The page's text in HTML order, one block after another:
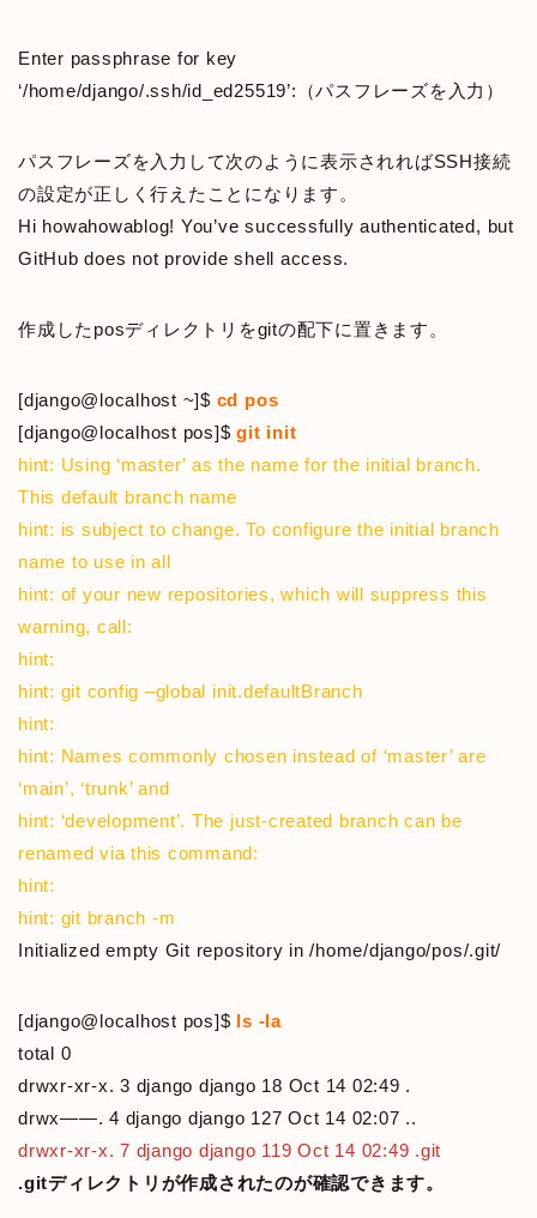
Enter passphrase for key
‘/home/django/.ssh/id_ed25519’:（パスフレーズを入力）
パスフレーズを入力して次のように表示されればSSH接続
の設定が正しく行えたことになります。
Hi howahowablog! You’ve successfully authenticated, but
GitHub does not provide shell access.
作成したposディレクトリをgitの配下に置きます。
[django@localhost ~]$ cd pos
[django@localhost pos]$git init
hint: Using ‘master’ as the name for the initial branch.
This default branch name
hint: is subject to change. To configure the initial branch
name to use in all
hint: of your new repositories, which will suppress this
warning, call:
hint:
hint: git config –global init.defaultBranch
hint:
hint: Names commonly chosen instead of ‘master’ are
‘main’, ‘trunk’ and
hint: ‘development’. The just-created branch can be
renamed via this command:
hint:
hint: git branch -m
Initialized empty Git repository in /home/django/pos/.git/
[django@localhost pos]$ ls -la
total 0
drwxr-xr-x. 3 django django 18 Oct 14 02:49 .
drwx——. 4 django django 127 Oct 14 02:07 ..
drwxr-xr-x. 7 django django 119 Oct 14 02:49 .git
.gitディレクトリが作成されたのが確認できます。